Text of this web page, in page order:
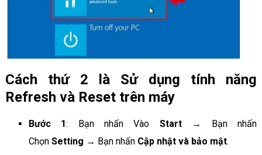
Cách thứ 2 là Sử dụng tính năng
Refresh và Reset trên máy
Bước 1: Bạn nhấn Vào Start→ Bạn nhấn
Chọn Setting → Bạn nhấnCập nhật và bảo mật.